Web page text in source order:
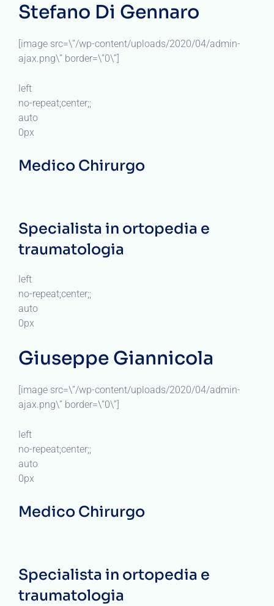
Stefano Di Gennaro
[image src=\”/wp-content/uploads/2020/04/admin-
ajax.png\” border=\”0\”]
left
no-repeat;center;;
auto
0px
Medico Chirurgo
Specialista in ortopedia e
traumatologia
left
no-repeat;center;;
auto
0px
Giuseppe Giannicola
[image src=\”/wp-content/uploads/2020/04/admin-
ajax.png\” border=\”0\”]
left
no-repeat;center;;
auto
0px
Medico Chirurgo
Specialista in ortopedia e
traumatologia